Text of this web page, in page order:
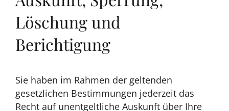
Löschung und
Berichtigung
Sie haben im Rahmen der geltenden
gesetzlichen Bestimmungen jederzeit das
Recht auf unentgeltliche Auskunft über Ihre